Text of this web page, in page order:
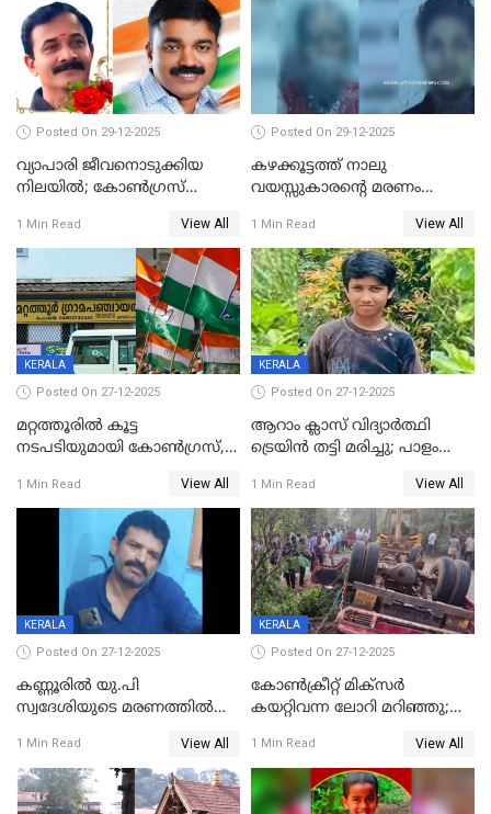
Posted On 29-12-2025
വ്യാപാരി ജീവനൊടുക്കിയ
നിലയില്‍; കോണ്‍ഗ്രസ്
മാനസികപീഡനമെന്ന് കുറിപ്പ്
1 Min Read View All
Posted On 29-12-2025
കഴക്കൂട്ടത്ത് നാലു
വയസ്സുകാരന്റെ മരണം
സുഹൃത്തും പൊലീസ്
കസ്റ്റഡിയിൽ
1 Min Read View All
KERALA
Posted On 27-12-2025
മറ്റത്തൂരിൽ കൂട്ട
നടപടിയുമായി കോണ്‍ഗ്രസ്,
എട്ട് പേര്‍ ഉള്‍പ്പെടെ
പത്തുപേരെ പുറത്താക്കി,
ചൊവ്വന്നൂരിലും നടപടി
1 Min Read View All
KERALA
Posted On 27-12-2025
ആറാം ക്ലാസ് വിദ്യാർത്ഥി
ട്രെയിൻ തട്ടി മരിച്ചു; പാളം
അപകടം മലപ്പുറത്ത്
1 Min Read View All
KERALA
Posted On 27-12-2025
കണ്ണൂരിൽ യു.പി
സ്വദേശിയുടെ മരണത്തിൽ
കേസ്; തർക്കമുണ്ടായത്
ഫേഷ്യലിന് 300 രൂപ
ആവശ്യപ്പെട്ടതിനെച്ചൊല്ലി
1 Min Read View All
KERALA
Posted On 27-12-2025
കോണ്‍ക്രീറ്റ് മിക്‌സര്‍
കയറ്റിവന്ന ലോറി മറിഞ്ഞു;
അപകടം കണ്ണൂരിൽ
1 Min Read View All